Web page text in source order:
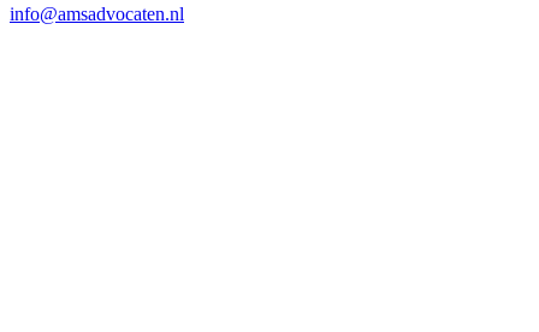
info@amsadvocaten.nl